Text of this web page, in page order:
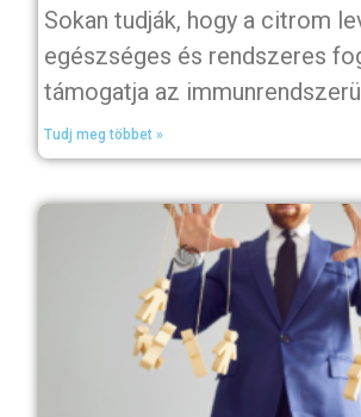
Sokan tudják, hogy a citrom
egészséges és rendszeres
támogatja az
Tudj meg többet »